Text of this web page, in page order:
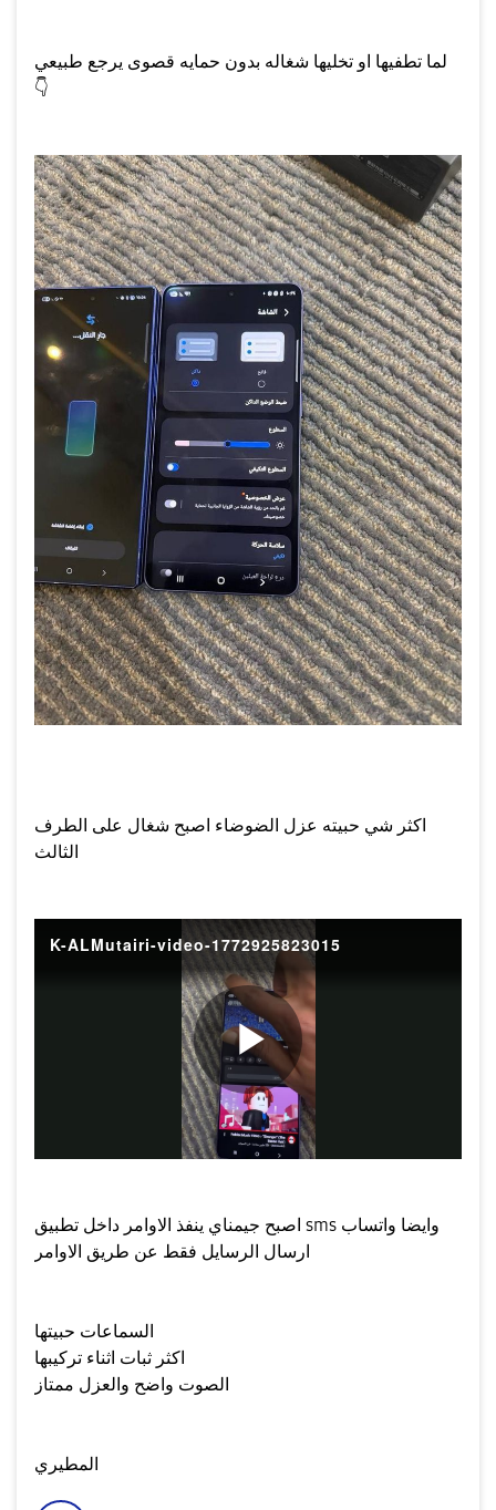
لما تطفيها او تخليها شغاله بدون حمايه قصوى يرجع طبيعي
👇
اكثر شي حبيته عزل الضوضاء اصبح شغال على الطرف
K-ALMutairi-video-1772925823015
P
اصبح جيمناي ينفذ الاوامر داخل تطبيق sms وايضا واتساب